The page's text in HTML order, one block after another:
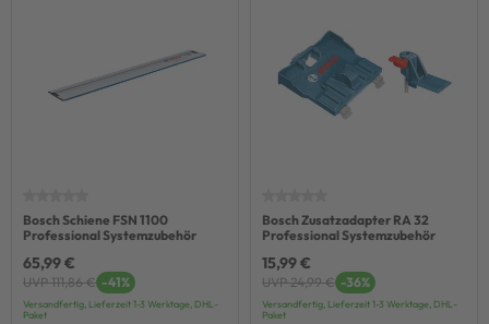
Bosch Schiene FSN 1100
Professional Systemzubehör
65,99 €
UVP 111,86 € -41%
Versandfertig, Lieferzeit 1-3 Werktage, DHL-
Paket
Bosch Zusatzadapter RA 32
Professional Systemzubehör
15,99 €
UVP 24,99 € -36%
Versandfertig, Lieferzeit 1-3 Werktage, DHL-
Paket